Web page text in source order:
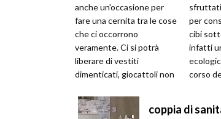
anche un'occasione per
fare una cernita tra le cose
che ci occorrono
veramente. Ci si potrà
liberare di vestiti
dimenticati, giocattoli non
dime...
per
cibi
infatti
corso
coppia di